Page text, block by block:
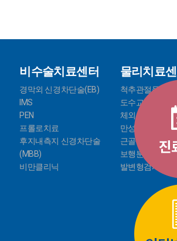
비수술치료센터
경막외 신경차단술(EB)
IMS
PEN
프롤로치료
후지내측지 신경차단술
(MBB)
비만클리닉
물리치료
척추관절물리치
도수교정치료
체외충격파
만성통증치료
근골격 검진 시
보행분석 / 족저
발변형검사